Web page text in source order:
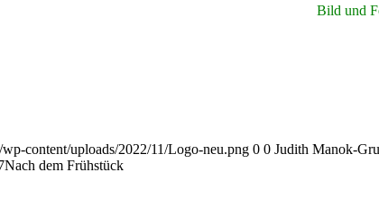
Bild und
content/uploads/2022/11/Logo-neu.png 0 0 Judith Manok-
Nach dem Frühstück